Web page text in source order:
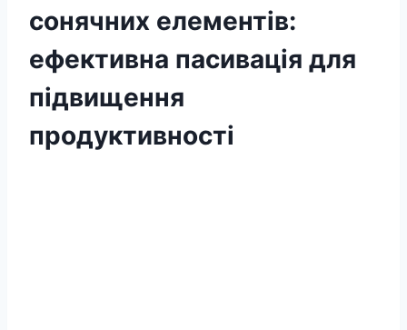
сонячних елементів:
ефективна пасивація для
підвищення
продуктивності